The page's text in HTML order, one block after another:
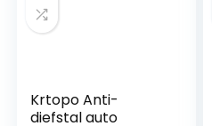
Krtopo Anti-
diefstal auto